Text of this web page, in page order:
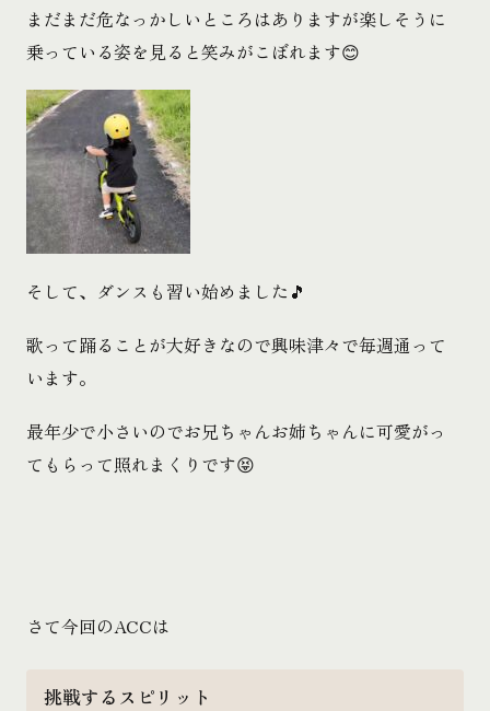
まだまだ危なっかしいところはありますが楽しそうに
乗っている姿を見ると笑みがこぼれます😊
そして、ダンスも習い始めました🎵
歌って踊ることが大好きなので興味津々で毎週通って
います。
最年少で小さいのでお兄ちゃんお姉ちゃんに可愛がっ
てもらって照れまくりです😝
さて今回のACCは
挑戦するスピリット